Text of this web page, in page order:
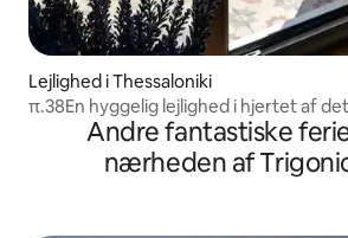
Lejlighed i Thessaloniki
π.38En hyggelig lejlighed i hjertet af
centrumAndre fantastiske
nærheden af